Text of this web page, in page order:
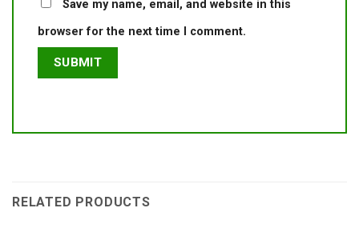
Save my name, email, and website in this
browser for the next time I comment.
RELATED PRODUCTS